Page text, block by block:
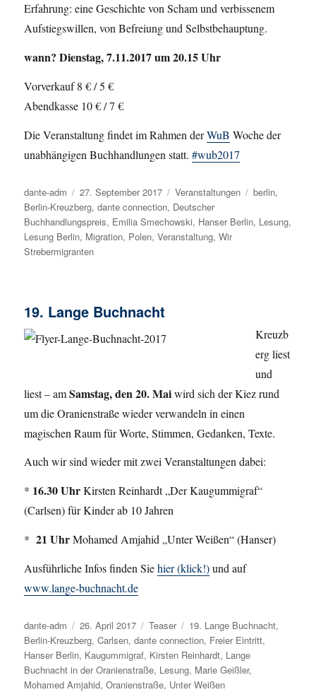
Erfahrung: eine Geschichte von Scham und verbissenem
Aufstiegswillen, von Befreiung und Selbstbehauptung.
wann? Dienstag, 7.11.2017 um 20.15 Uhr
Vorverkauf 8 € / 5 €
Abendkasse 10 € / 7 €
Die Veranstaltung findet im Rahmen derWuB Woche der
unabhängigen Buchhandlungen statt.#wub2017
Autor
dante-adm
Veröffentlicht
am
27. September 2017 Kategorien
Veranstaltungen Schlagwörter
berlin,
Berlin-Kreuzberg,dante connection, Deutscher
Buchhandlungspreis, Emilia Smechowski, Hanser Berlin, Lesung,
Lesung Berlin, Migration, Polen,Veranstaltung,Wir
Strebermigranten
19. Lange Buchnacht
Kreuzb
erg liest
und
liest – amSamstag, den 20. Maiwird sich der Kiez rund
um die Oranienstraße wieder verwandeln in einen
magischen Raum für Worte, Stimmen, Gedanken, Texte.
Auch wir sind wieder mit zwei Veranstaltungen dabei:
* 16.30 UhrKirsten Reinhardt „Der Kaugummigraf“
(Carlsen) für Kinder ab 10 Jahren
*21 UhrMohamed Amjahid „Unter Weißen“ (Hanser)
Ausführliche Infos finden Siehier (klick!)und auf
www.lange-buchnacht.de
Autor
dante-adm
Veröffentlicht
am
26. April 2017 Kategorien
Teaser Schlagwörter
19. Lange Buchnacht,
Berlin-Kreuzberg,Carlsen,dante connection, Freier Eintritt,
Hanser Berlin, Kaugummigraf, Kirsten Reinhardt, Lange
Buchnacht in der Oranienstraße, Lesung, Marie Geißler,
Mohamed Amjahid,Oranienstraße, Unter Weißen